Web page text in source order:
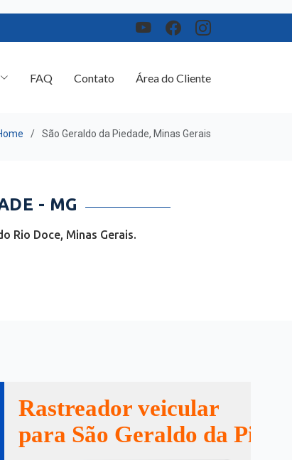
- MG
Doce, Minas Gerais.
Rastreador veicular
para São Geraldo da